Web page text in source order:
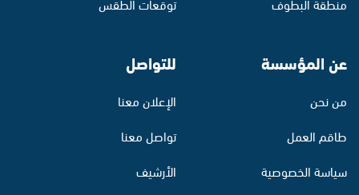
عن المؤسسة
من نحن
طاقم العمل
سياسة الخصوصية
للتواصل
الإعلان معنا
تواصل معنا
الأرشيف